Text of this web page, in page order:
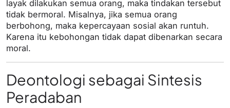
layak dilakukan semua orang, maka tindakan tersebut
tidak bermoral. Misalnya, jika semua orang
berbohong, maka kepercayaan sosial akan runtuh.
Karena itu kebohongan tidak dapat dibenarkan secara
moral.
Deontologi sebagai Sintesis
Peradaban